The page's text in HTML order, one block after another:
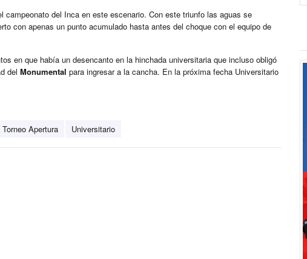
campeonato del Inca en este escenario. Con este triunfo las aguas se
con apenas un punto acumulado hasta antes del choque con el equipo de
en que había un desencanto en la hinchada universitaria que incluso obligó
del Monumental para ingresar a la cancha. En la próxima fecha Universitario
Torneo Apertura Universitario